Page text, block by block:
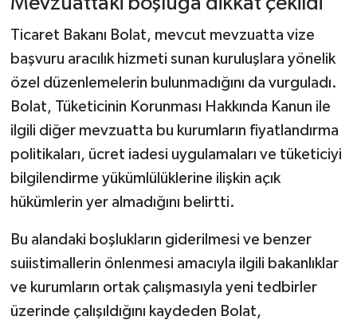
Ticaret Bakanı Bolat, mevcut mevzuatta vize
başvuru aracılık hizmeti sunan kuruluşlara yönelik
özel düzenlemelerin bulunmadığını da vurguladı.
Bolat, Tüketicinin Korunması Hakkında Kanun ile
ilgili diğer mevzuatta bu kurumların fiyatlandırma
politikaları, ücret iadesi uygulamaları ve tüketiciyi
bilgilendirme yükümlülüklerine ilişkin açık
hükümlerin yer almadığını belirtti.
Bu alandaki boşlukların giderilmesi ve benzer
suiistimallerin önlenmesi amacıyla ilgili bakanlıklar
ve kurumların ortak çalışmasıyla yeni tedbirler
üzerinde çalışıldığını kaydeden Bolat,